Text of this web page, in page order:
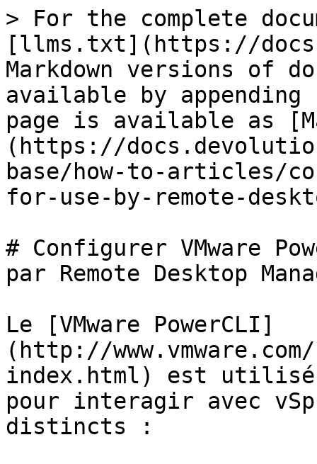
> For the complete
[llms.txt](https://
Markdown versions of
available by
page is available as
(https://
base/how-to-articles/
for-use-by-remote-
# Configurer VMware
par Remote Desktop
Le [VMware PowerCLI]
(http://
index.html) est utilisé
pour interagir avec
distincts :